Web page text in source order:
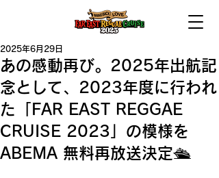
あの感動再び。2025年出航記
念として、2023年度に行われ
た「FAR EAST REGGAE
CRUISE 2023」の模様を
ABEMA 無料再放送決定🛳
2025年6月29日